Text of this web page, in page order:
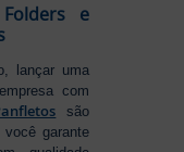
e
lançar uma
com
são
garante